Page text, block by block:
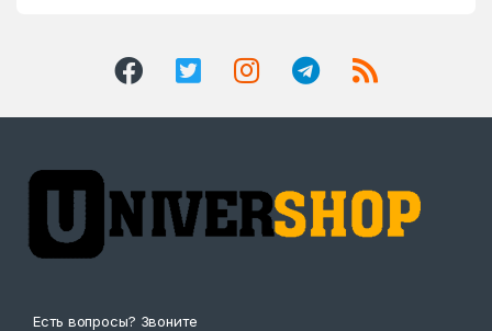
Есть вопросы? Звоните